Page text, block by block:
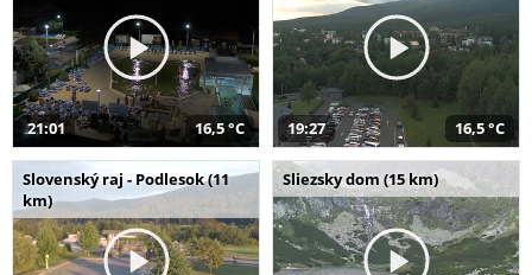
21:01 16,5 °C 19:27 16,5 °C
Slovenský raj - Podlesok (11
km)
Sliezsky dom (15 km)